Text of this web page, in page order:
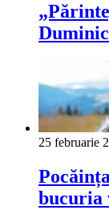
25 februarie
bucuria